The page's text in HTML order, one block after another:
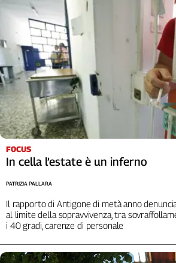
FOCUS
In cella l’estate è un inferno
Il rapporto di Antigone di metà anno
al limite della sopravvivenza, tra
i 40 gradi, carenze di personale
PATRIZIA PALLARA